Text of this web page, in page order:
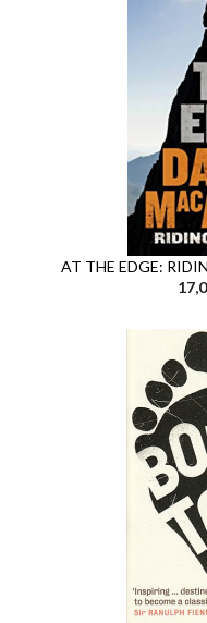
AT THE EDGE: